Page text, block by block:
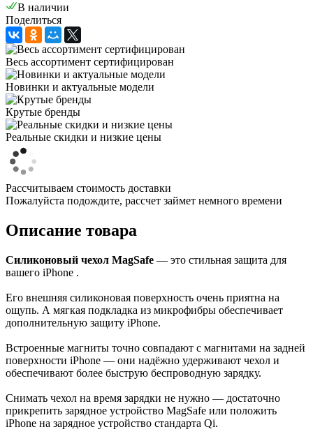
В наличии
Поделиться
Весь ассортимент сертифицирован
Новинки и актуальные модели
Крутые бренды
Реальные скидки и низкие цены
Рассчитываем стоимость доставки
Пожалуйста подождите, рассчет займет немного времени
Описание товара
Силиконовый чехол MagSafe — это стильная защита для
вашего iPhone .
Его внешняя силиконовая поверхность очень приятна на
ощупь. А мягкая подкладка из микрофибры обеспечивает
дополнительную защиту iPhone.
Встроенные магниты точно совпадают с магнитами на задней
поверхности iPhone — они надёжно удерживают чехол и
обеспечивают более быструю беспроводную зарядку.
Снимать чехол на время зарядки не нужно — достаточно
прикрепить зарядное устройство MagSafe или положить
iPhone на зарядное устройство стандарта Qi.